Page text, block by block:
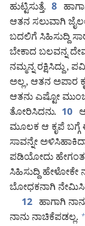
ಹುಟ್ಟಿಸುತ್ತೆ. 8
ಆತನ ಸಲುವಾಗಿ
ಬದಲಿಗೆ ಸಿಹಿಸುದ್ದಿ
ಬೇಕಾದ ಬಲವನ್ನ
ನಮ್ಮನ್ನ ರಕ್ಷಿಸಿದ್ದು,
ಅಲ್ಲ, ಆತನ ಅಪಾರ
ಆತನು ಎಷ್ಟೋ
ತೋರಿಸಿದನು. 10
ಮೂಲಕ ಆ ಕೃಪೆ
ಸಾವನ್ನೇ
ಪಡಿಯೋದು ಹೇಗಂತ
ಸಿಹಿಸುದ್ದಿ ಹೇಳೋಕೇ
ಬೋಧಕನಾಗಿ
12 ಹಾಗಾಗಿ
ನಾನು ನಾಚಿಕೆಪಡಲ್ಲ. +